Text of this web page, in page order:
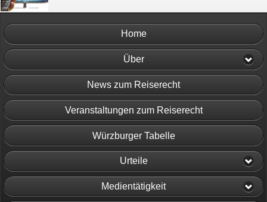
Home
Über
News zum Reiserecht
Veranstaltungen zum Reiserecht
Würzburger Tabelle
Urteile
Medientätigkeit